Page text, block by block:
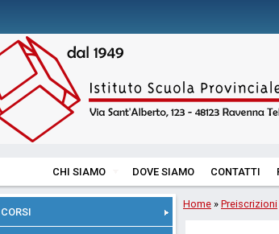
CHI SIAMO DOVE SIAMO CONTATTI
CORSI
Home » Preiscrizioni